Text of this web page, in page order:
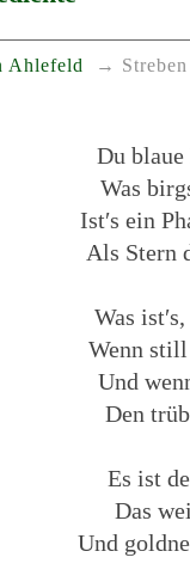
Ahlefeld
Du
Was
Ist′s ein
Als Stern
Was
Wenn still
Und
Den
Es ist
Das
Und